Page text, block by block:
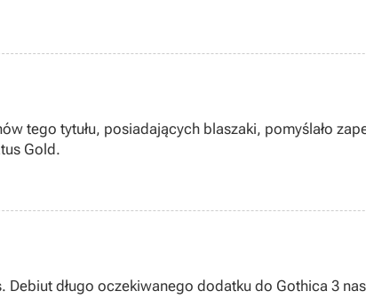
tego tytułu, posiadających blaszaki, pomyślało
Gold.
długo oczekiwanego dodatku do Gothica 3